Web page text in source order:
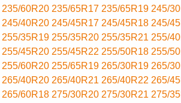
235/60R20 235/65R17 235/65R19 245/
245/40R20 245/45R17 245/45R18 245/
255/35R19 255/35R20 255/35R21 255/
255/45R20 255/45R22 255/50R18 255/
255/60R20 255/65R19 265/30R19 265/
265/40R20 265/40R21 265/40R22 265/
265/60R18 275/30R20 275/30R21 275/